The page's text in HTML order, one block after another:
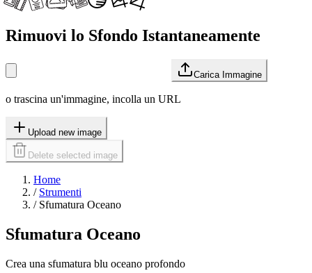
Rimuovi lo Sfondo Istantaneamente
Carica Immagine
o trascina un'immagine, incolla un URL
Upload new image
Delete selected image
Home
/ Strumenti
/ Sfumatura Oceano
Sfumatura Oceano
Crea una sfumatura blu oceano profondo